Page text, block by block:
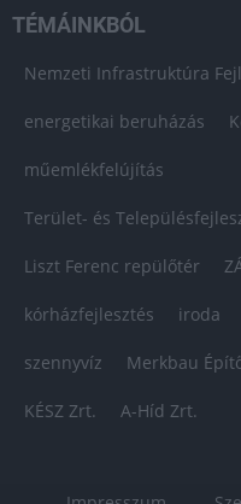
TÉMÁINKBÓL
Nemzeti Infrastruktúra
energetikai beruházás
műemlékfelújítás
Terület- és
Liszt Ferenc repülőtér
kórházfejlesztés iroda
szennyvíz Merkbau
KÉSZ Zrt. A-Híd Zrt.